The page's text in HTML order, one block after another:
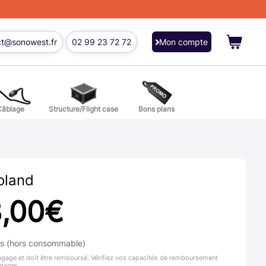
02 99 23 72 72 Mon compte
Structure/Flight case Bons plans
€
(hors consommable)
et doit être remboursé. Vérifiez vos capacités de remboursement